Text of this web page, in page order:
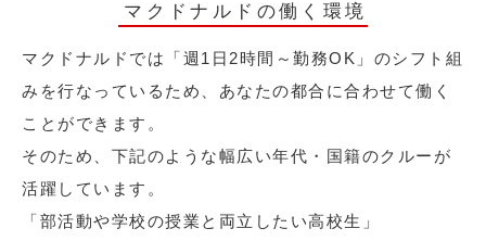
マクドナルドの働く環境
マクドナルドでは「週1日2時間～勤務OK」のシフト組
みを行なっているため、あなたの都合に合わせて働く
ことができます。
そのため、下記のような幅広い年代・国籍のクルーが
活躍しています。
「部活動や学校の授業と両立したい高校生」